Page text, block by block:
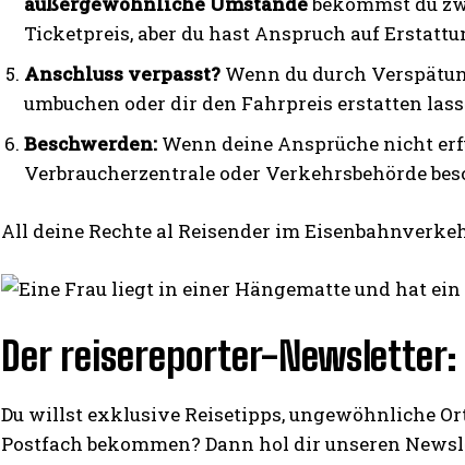
Ticketpreis, aber du hast Anspruch auf
Anschluss verpasst? Wenn du durch
umbuchen oder dir den Fahrpreis erstatten
Beschwerden: Wenn deine Ansprüche nicht
Verbraucherzentrale oder Verkehrsbehörde
All deine Rechte al Reisender im
Der reisereporter-
Du willst exklusive Reisetipps, ungewöhnliche
Postfach bekommen? Dann hol dir unseren